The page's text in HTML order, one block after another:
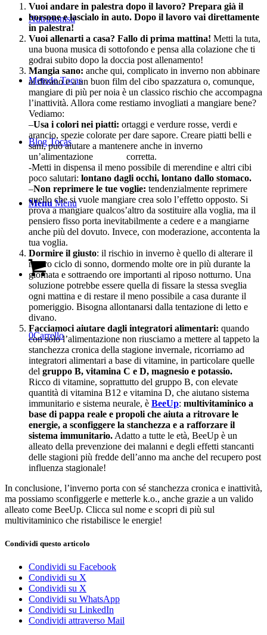
Nutrizionisti
Metodo Tocas
Blog Tocas
Menu Menu
0Carrello
Vuoi andare in palestra dopo il lavoro? Prepara già il
borsone e lascialo in auto. Dopo il lavoro vai direttamente
in palestra!
Vuoi allenarti a casa? Fallo di prima mattina! Metti la tuta,
una buona musica di sottofondo e pensa alla colazione che ti
godrai subito dopo la doccia post allenamento!
Mangia sano: anche qui, complicato in inverno non abbinare
al divano e a un buon film del cibo spazzatura o, comunque,
mangiare di più per noia è un classico rischio che accompagna
l’inattività. Allora come restiamo invogliati a mangiare bene?
Vediamo:
–Usa i colori nei piatti: ortaggi e verdure rosse, verdi e
arancio, spezie colorate per dare sapore. Creare piatti belli e
sani, può aiutare a mantenere anche in inverno
un’alimentazione corretta.
-Metti in dispensa il meno possibile di merendine e altri cibi
poco salutari: lontano dagli occhi, lontano dallo stomaco.
–Non reprimere le tue voglie: tendenzialmente reprimere
quello che si vuole mangiare crea solo l’effetto opposto. Si
prova a mangiare qualcos’altro da sostituire alla voglia, ma il
pensiero fisso porta inevitabilmente a cedere e a mangiarne
anche più del dovuto. Invece, con moderazione, accontenta la
tua voglia.
Dormire il giusto: il rischio in inverno è quello di alterare il
nostro ciclo di sonno, dormendo molte ore in più durante la
giornata e sottraendo ore importanti al riposo notturno. Una
soluzione potrebbe essere quella di fissare la stessa sveglia
ogni mattina e di restare il meno possibile a casa durante il
pomeriggio. Bisogna allontanarsi dalla tentazione di letto e
divano.
Facciamoci aiutare dagli integratori alimentari: quando
con solo l’alimentazione non riusciamo a mettere al tappeto la
stanchezza cronica della stagione invernale, ricorriamo ad
integratori alimentari a base di vitamine, in particolare quelle
del gruppo B, vitamina C e D, magnesio e potassio.
Ricco di vitamine, soprattutto del gruppo B, con elevate
quantità di vitamina B12 e vitamina D, che aiutano sistema
immunitario e sistema neurale, è BeeUp: multivitaminico a
base di pappa reale e propoli che aiuta a ritrovare le
energie, a sconfiggere la stanchezza e a rafforzare il
sistema immunitario. Adatto a tutte le età, BeeUp è un
alleato della prevenzione dei malanni e degli effetti stancanti
delle stagioni più fredde dell’anno ma anche del recupero post
influenza stagionale!
In conclusione, l’inverno porta con sé stanchezza cronica e inattività,
ma possiamo sconfiggerle e metterle k.o., anche grazie a un valido
alleato come BeeUp. Clicca sul nome e scopri di più sul
multivitaminico che ristabilisce le energie!
Condividi questo articolo
Condividi su Facebook
Condividi su X
Condividi su X
Condividi su WhatsApp
Condividi su LinkedIn
Condividi attraverso Mail